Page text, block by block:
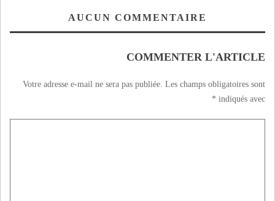
et la
AUCUN COMMENTAIRE
COMMENTER L'ARTICLE
Votre adresse e-mail ne sera pas publiée. Les champs obligatoires sont
indiqués avec
*